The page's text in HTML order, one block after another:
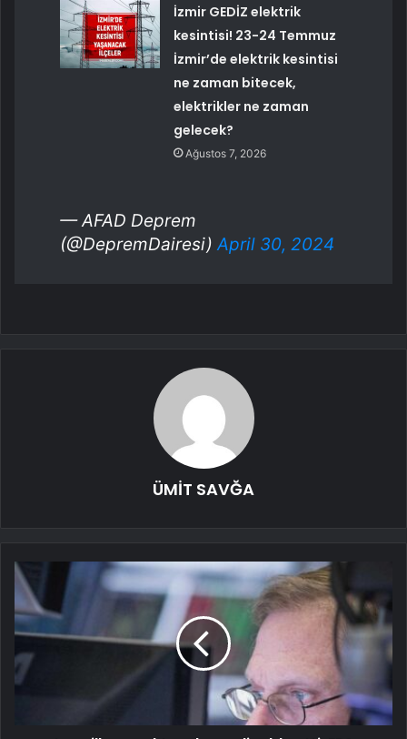
İzmir GEDİZ elektrik
kesintisi! 23-24 Temmuz
İzmir’de elektrik kesintisi
ne zaman bitecek,
elektrikler ne zaman
gelecek?
Ağustos 7, 2026
— AFAD Deprem
(@DepremDairesi)April 30, 2024
ÜMİT SAVĞA